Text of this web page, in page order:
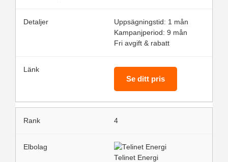
Uppsägningstid: 1 mån
Kampanjperiod: 9 mån
Fri avgift & rabatt
Se ditt pris
4
Telinet Energi